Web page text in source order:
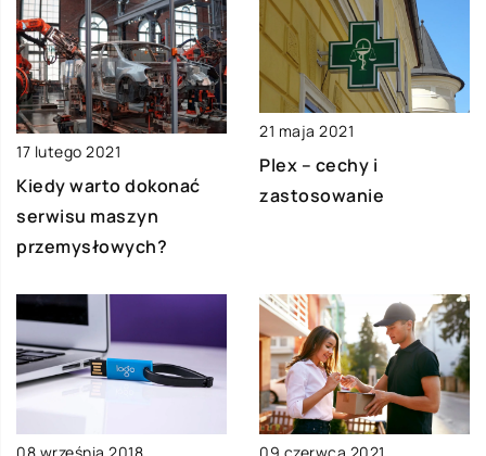
17 lutego 2021
Kiedy warto dokonać
serwisu maszyn
przemysłowych?
21 maja 2021
Plex – cechy i
zastosowanie